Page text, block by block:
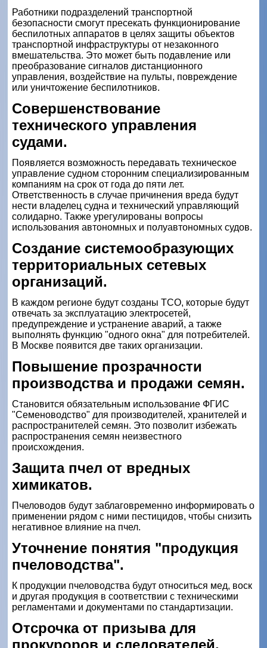
Работники подразделений транспортной
безопасности смогут пресекать функционирование
беспилотных аппаратов в целях защиты объектов
транспортной инфраструктуры от незаконного
вмешательства. Это может быть подавление или
преобразование сигналов дистанционного
управления, воздействие на пульты, повреждение
или уничтожение беспилотников.
Совершенствование
технического управления
судами.
Появляется возможность передавать техническое
управление судном сторонним специализированным
компаниям на срок от года до пяти лет.
Ответственность в случае причинения вреда будут
нести владелец судна и технический управляющий
солидарно. Также урегулированы вопросы
использования автономных и полуавтономных судов.
Создание системообразующих
территориальных сетевых
организаций.
В каждом регионе будут созданы ТСО, которые будут
отвечать за эксплуатацию электросетей,
предупреждение и устранение аварий, а также
выполнять функцию "одного окна" для потребителей.
В Москве появится две таких организации.
Повышение прозрачности
производства и продажи семян.
Становится обязательным использование ФГИС
"Семеноводство" для производителей, хранителей и
распространителей семян. Это позволит избежать
распространения семян неизвестного
происхождения.
Защита пчел от вредных
химикатов.
Пчеловодов будут заблаговременно информировать о
применении рядом с ними пестицидов, чтобы снизить
негативное влияние на пчел.
Уточнение понятия "продукция
пчеловодства".
К продукции пчеловодства будут относиться мед, воск
и другая продукция в соответствии с техническими
регламентами и документами по стандартизации.
Отсрочка от призыва для
прокуроров и следователей.